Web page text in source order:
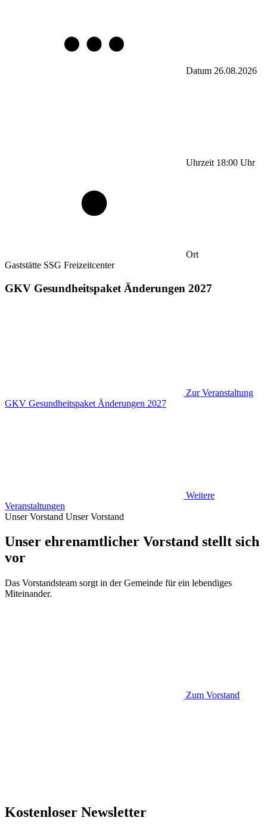
Datum 26.08.2026
Uhrzeit 18:00 Uhr
Ort
Gaststätte SSG Freizeitcenter
GKV Gesundheitspaket Änderungen 2027
Zur Veranstaltung
GKV Gesundheitspaket Änderungen 2027
Weitere
Veranstaltungen
Unser Vorstand Unser Vorstand
Unser ehrenamtlicher Vorstand stellt sich
vor
Das Vorstandsteam sorgt in der Gemeinde für ein lebendiges
Miteinander.
Zum Vorstand
Kostenloser Newsletter